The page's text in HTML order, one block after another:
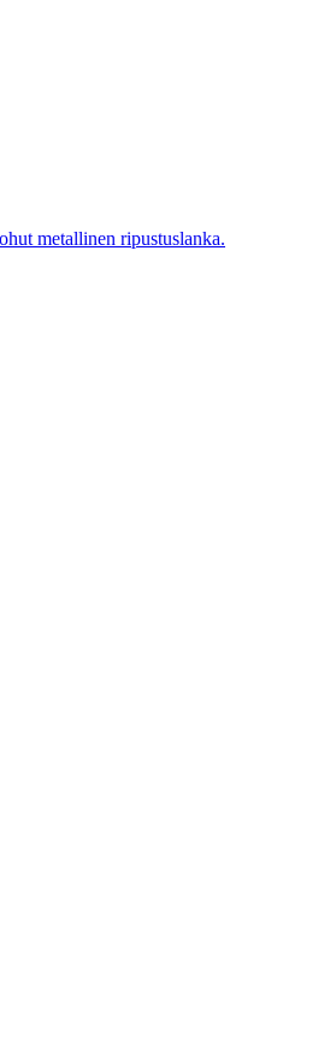
metallinen ripustuslanka.